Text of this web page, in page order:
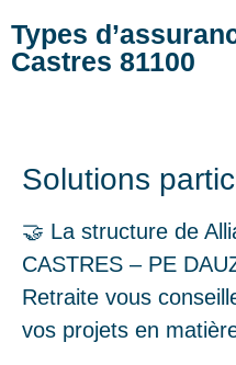
Types
Castres 81100
Solutions
🤝 La structure de
CASTRES – PE
Retraite vous
vos projets en